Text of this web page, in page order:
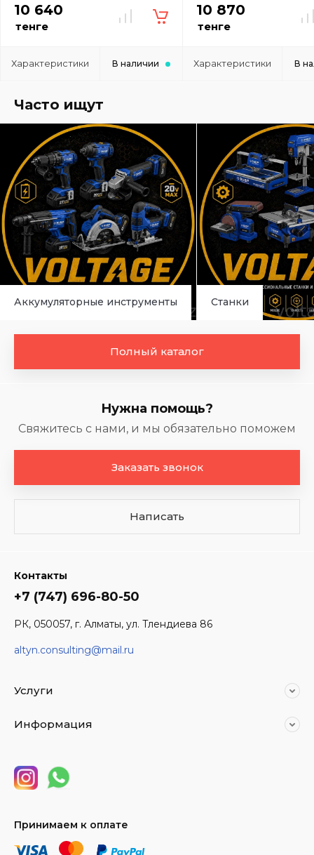
10 640
тенге
Характеристики В наличии
10 870
тенге
Характеристики В
Часто ищут
Аккумуляторные инструменты Станки
Полный каталог
Нужна помощь?
Свяжитесь с нами, и мы обязательно поможем
Заказать звонок
Написать
Контакты
+7 (747) 696-80-50
РК, 050057, г. Алматы, ул. Тлендиева 86
altyn.consulting@mail.ru
Услуги
Информация
Принимаем к оплате